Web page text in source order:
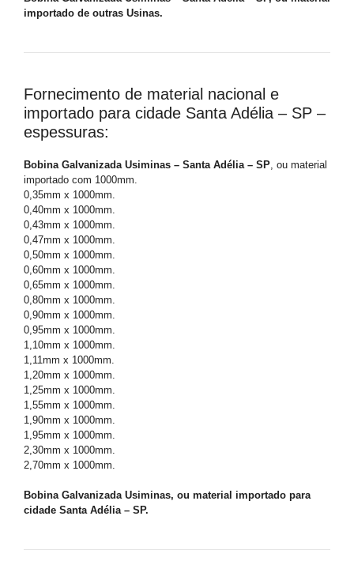
importado de outras Usinas.
Fornecimento de material nacional e
importado para cidade Santa Adélia – SP –
espessuras:
Bobina Galvanizada Usiminas – Santa Adélia – SP , ou material
importado com 1000mm.
0,35mm x 1000mm.
0,40mm x 1000mm.
0,43mm x 1000mm.
0,47mm x 1000mm.
0,50mm x 1000mm.
0,60mm x 1000mm.
0,65mm x 1000mm.
0,80mm x 1000mm.
0,90mm x 1000mm.
0,95mm x 1000mm.
1,10mm x 1000mm.
1,11mm x 1000mm.
1,20mm x 1000mm.
1,25mm x 1000mm.
1,55mm x 1000mm.
1,90mm x 1000mm.
1,95mm x 1000mm.
2,30mm x 1000mm.
2,70mm x 1000mm.
Bobina Galvanizada Usiminas, ou material importado para
cidade Santa Adélia – SP.